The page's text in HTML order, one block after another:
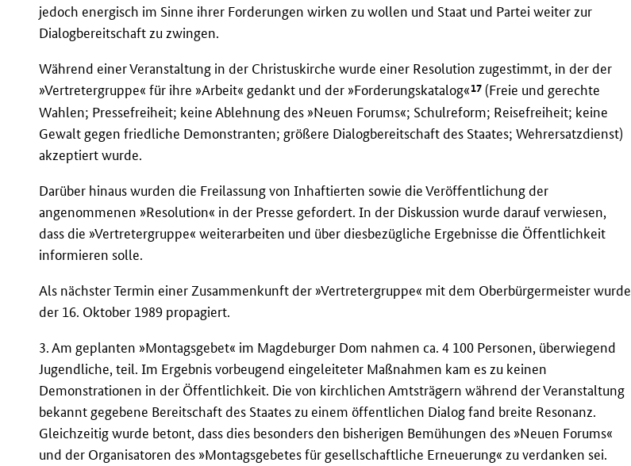
jedoch energisch im Sinne ihrer Forderungen wirken zu wollen und Staat und Partei weiter zur
Dialogbereitschaft zu zwingen.
Während einer Veranstaltung in der Christuskirche wurde einer Resolution zugestimmt, in der der
»Vertretergruppe« für ihre »Arbeit« gedankt und der »Forderungskatalog«17 (Freie und gerechte
Wahlen; Pressefreiheit; keine Ablehnung des »Neuen Forums«; Schulreform; Reisefreiheit; keine
Gewalt gegen friedliche Demonstranten; größere Dialogbereitschaft des Staates; Wehrersatzdienst)
akzeptiert wurde.
Darüber hinaus wurden die Freilassung von Inhaftierten sowie die Veröffentlichung der
angenommenen »Resolution« in der Presse gefordert. In der Diskussion wurde darauf verwiesen,
dass die »Vertretergruppe« weiterarbeiten und über diesbezügliche Ergebnisse die Öffentlichkeit
informieren solle.
Als nächster Termin einer Zusammenkunft der »Vertretergruppe« mit dem Oberbürgermeister wurde
der 16. Oktober 1989 propagiert.
3. Am geplanten »Montagsgebet« im Magdeburger Dom nahmen ca. 4 100 Personen, überwiegend
Jugendliche, teil. Im Ergebnis vorbeugend eingeleiteter Maßnahmen kam es zu keinen
Demonstrationen in der Öffentlichkeit. Die von kirchlichen Amtsträgern während der Veranstaltung
bekannt gegebene Bereitschaft des Staates zu einem öffentlichen Dialog fand breite Resonanz.
Gleichzeitig wurde betont, dass dies besonders den bisherigen Bemühungen des »Neuen Forums«
und der Organisatoren des »Montagsgebetes für gesellschaftliche Erneuerung« zu verdanken sei.